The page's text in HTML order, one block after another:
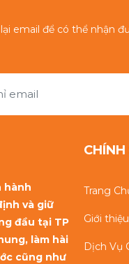
email để có thể nhận
hành
và giữ
đầu tại TP
làm hài
cũng như
CHÍNH
Trang
Giới thiệu
Dịch Vụ